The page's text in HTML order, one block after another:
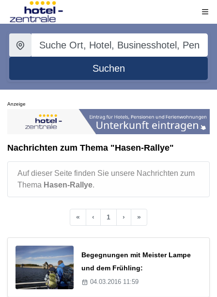
Suchen
Anzeige
Nachrichten zum Thema "Hasen-Rallye"
Auf dieser Seite finden Sie unsere Nachrichten zum
Thema Hasen-Rallye.
« ‹ 1 › »
Begegnungen mit Meister Lampe
und dem Frühling:
04.03.2016 11:59